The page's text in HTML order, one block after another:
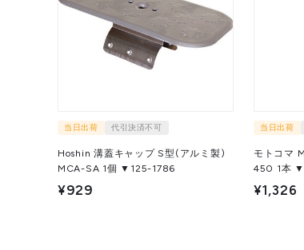
当日出荷 代引決済不可
Hoshin 溝蓋キャップ S型(アルミ製)
MCA-SA 1個 ▼125-1786
¥929
当日出荷
モトコマ
450 1
¥1,326